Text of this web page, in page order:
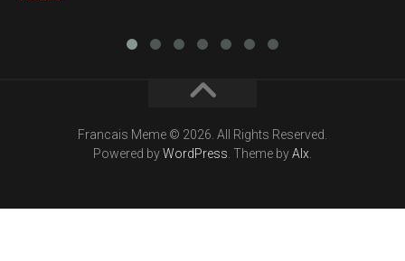
Francais Meme © 2026. All Rights Reserved.
Powered byWordPress . Theme byAlx